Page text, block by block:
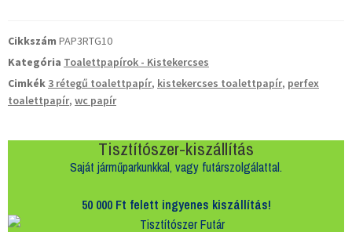
Cikkszám PAP3RTG10
Kategória Toalettpapírok - Kistekercses
Cimkék 3 rétegű toalettpapír, kistekercses toalettpapír, perfex
toalettpapír, wc papír
Tisztítószer-kiszállítás
Saját járműparkunkkal, vagy futárszolgálattal.
50 000 Ft felett ingyenes kiszállítás!